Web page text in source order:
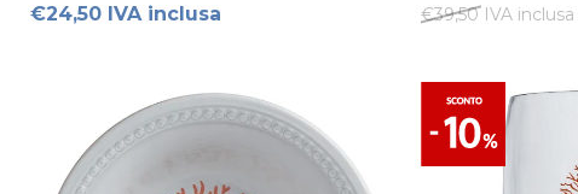
€24,50 IVA inclusa €39,50 IVA inclusa